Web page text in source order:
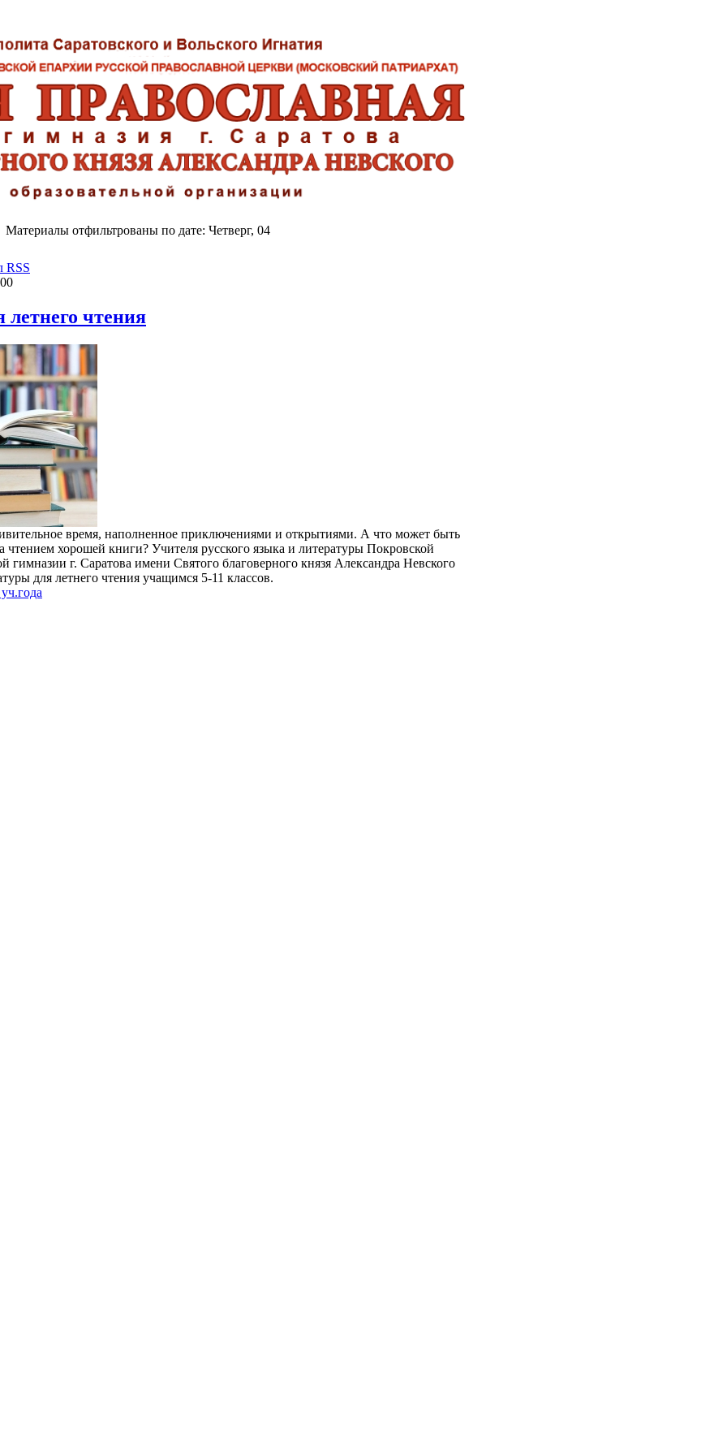
Материалы отфильтрованы по дате: Четверг, 04
RSS
чтения
время, наполненное приключениями и открытиями. А что может быть
чтением хорошей книги? Учителя русского языка и литературы Покровской
гимназии г. Саратова имени Святого благоверного князя Александра Невского
для летнего чтения учащимся 5-11 классов.